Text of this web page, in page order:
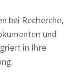
bei Recherche,
und
in Ihre